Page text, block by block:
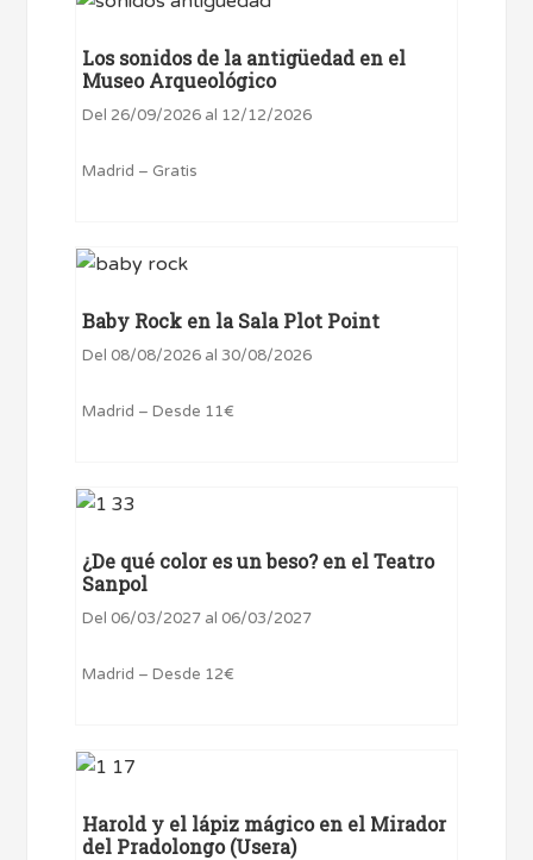
Los sonidos de la antigüedad en el
Museo Arqueológico
Del 26/09/2026 al 12/12/2026
Madrid – Gratis
Baby Rock en la Sala Plot Point
Del 08/08/2026 al 30/08/2026
Madrid – Desde 11€
¿De qué color es un beso? en el Teatro
Sanpol
Del 06/03/2027 al 06/03/2027
Madrid – Desde 12€
Harold y el lápiz mágico en el Mirador
del Pradolongo (Usera)